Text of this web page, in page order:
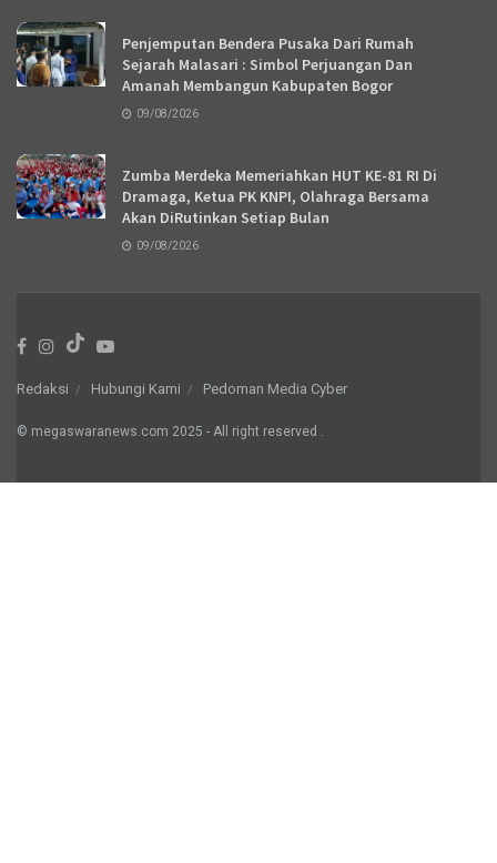
Penjemputan Bendera Pusaka Dari Rumah
Sejarah Malasari : Simbol Perjuangan Dan
Amanah Membangun Kabupaten Bogor
09/08/2026
Zumba Merdeka Memeriahkan HUT KE-81 RI Di
Dramaga, Ketua PK KNPI, Olahraga Bersama
Akan DiRutinkan Setiap Bulan
09/08/2026
Redaksi Hubungi Kami Pedoman Media Cyber
© megaswaranews.com 2025 - All right reserved .